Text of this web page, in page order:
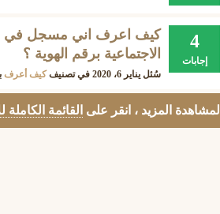
4
إجابات
كيف اعرف اني مسجل في
الاجتماعية برقم الهوية ؟
سُئل يناير 6، 2020 في تصنيفكيف أعرف
لمشاهدة المزيد ، انقر على القائمة الكاملة